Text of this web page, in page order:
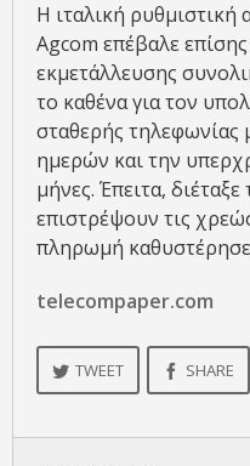
Η ιταλική ρυθμιστική
Agcom επέβαλε
εκμετάλλευσης
το καθένα για τον
σταθερής τηλεφωνίας
ημερών και την
μήνες. Έπειτα, διέταξε
επιστρέψουν τις
πληρωμή
telecompaper.com
TWEET SHARE